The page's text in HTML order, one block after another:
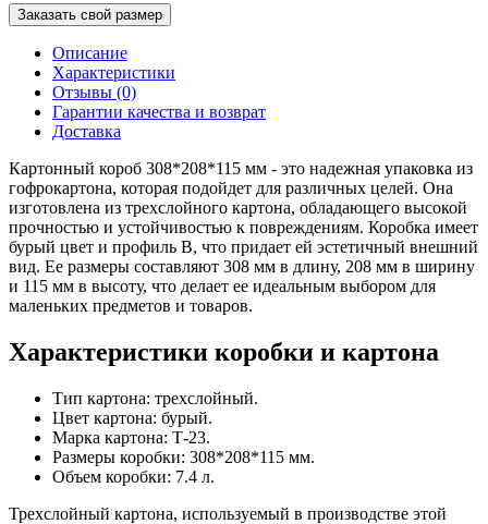
Заказать свой размер
Описание
Характеристики
Отзывы (0)
Гарантии качества и возврат
Доставка
Картонный короб 308*208*115 мм - это надежная упаковка из
гофрокартона, которая подойдет для различных целей. Она
изготовлена из трехслойного картона, обладающего высокой
прочностью и устойчивостью к повреждениям. Коробка имеет
бурый цвет и профиль В, что придает ей эстетичный внешний
вид. Ее размеры составляют 308 мм в длину, 208 мм в ширину
и 115 мм в высоту, что делает ее идеальным выбором для
маленьких предметов и товаров.
Характеристики коробки и картона
Тип картона: трехслойный.
Цвет картона: бурый.
Марка картона: Т-23.
Размеры коробки: 308*208*115 мм.
Объем коробки: 7.4 л.
Трехслойный картона, используемый в производстве этой